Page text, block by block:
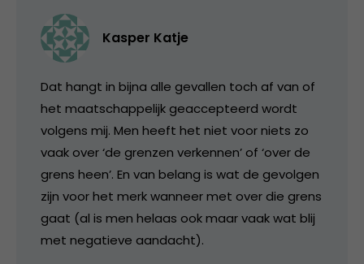
Kasper Katje
Dat hangt in bijna alle gevallen toch af van of
het maatschappelijk geaccepteerd wordt
volgens mij. Men heeft het niet voor niets zo
vaak over ‘de grenzen verkennen’ of ‘over de
grens heen’. En van belang is wat de gevolgen
zijn voor het merk wanneer met over die grens
gaat (al is men helaas ook maar vaak wat blij
met negatieve aandacht).